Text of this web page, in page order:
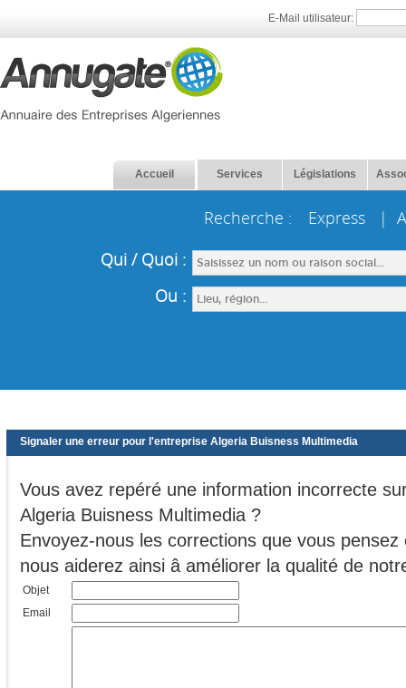
E-Mail utilisateur:
Accueil Services Législations
Signaler une erreur pour l'entreprise Algeria Buisness Multimedia
Vous avez repéré une information incorrecte
Algeria Buisness Multimedia ?
Envoyez-nous les corrections que vous
nous aiderez ainsi â améliorer la qualité de
Objet
Email